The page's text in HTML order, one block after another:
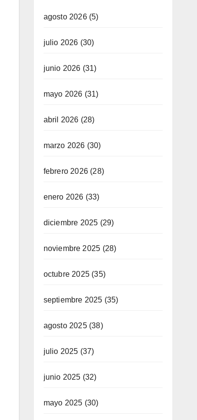
agosto 2026(5)
julio 2026 (30)
junio 2026 (31)
mayo 2026 (31)
abril 2026 (28)
marzo 2026 (30)
febrero 2026(28)
enero 2026 (33)
diciembre 2025 (29)
noviembre 2025 (28)
octubre 2025(35)
septiembre 2025 (35)
agosto 2025(38)
julio 2025 (37)
junio 2025 (32)
mayo 2025 (30)